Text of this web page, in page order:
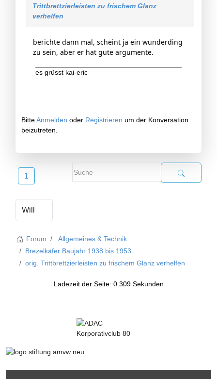
Trittbrettzierleisten zu frischem Glanz
verhelfen
berichte dann mal, scheint ja ein wunderding
zu sein, aber er hat gute argumente.
es grüsst kai-eric
BitteAnmelden oder Registrieren um der Konversation
beizutreten.
1
Forum
Allgemeines & Technik
Brezelkäfer Baujahr 1938 bis 1953
orig. Trittbrettzierleisten zu frischem Glanz verhelfen
Ladezeit der Seite: 0.309 Sekunden